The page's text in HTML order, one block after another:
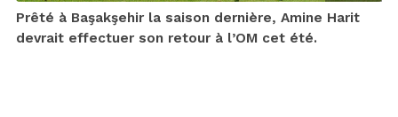
Prêté à Başakşehir la saison dernière, Amine Harit
devrait effectuer son retour à l’OM cet été.